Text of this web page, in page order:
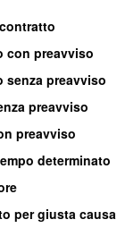
con preavviso
senza preavviso
preavviso
preavviso
determinato
per giusta causa